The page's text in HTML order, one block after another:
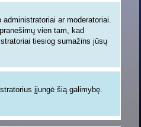
ar moderatoriai.
vien tam, kad
tiesiog sumažins jūsų
įjungė šią galimybę.